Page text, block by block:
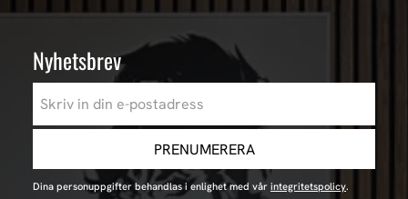
Nyhetsbrev
PRENUMERERA
Dina personuppgifter behandlas i enlighet med vår integritetspolicy.